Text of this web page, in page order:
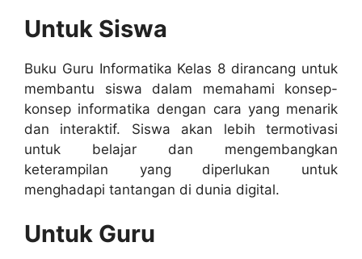
Untuk Siswa
Buku Guru Informatika Kelas 8 dirancang untuk
membantu siswa dalam memahami konsep-
konsep informatika dengan cara yang menarik
dan interaktif. Siswa akan lebih termotivasi
untuk belajar dan mengembangkan
keterampilan yang diperlukan untuk
menghadapi tantangan di dunia digital.
Untuk Guru